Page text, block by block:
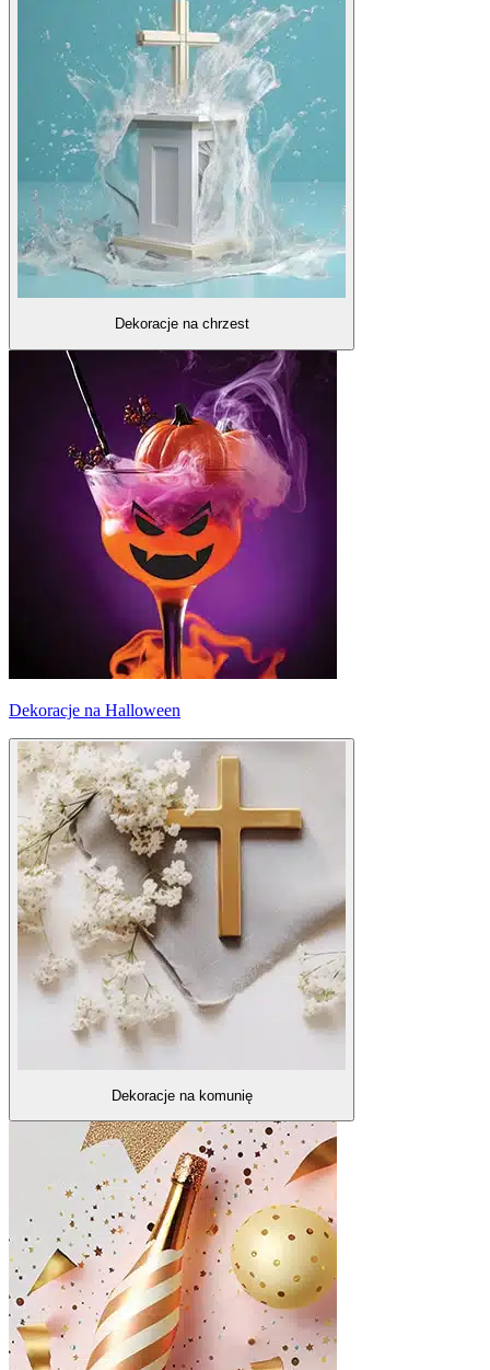
Dekoracje na chrzest
Dekoracje na Halloween
Dekoracje na komunię